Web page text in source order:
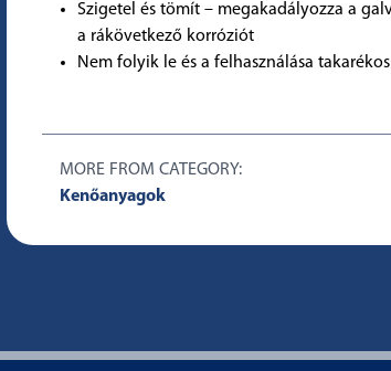
Szigetel és tömít – megakadályozza a
a rákövetkező korróziót
Nem folyik le és a felhasználása takarékos
MORE FROM CATEGORY:
Kenőanyagok